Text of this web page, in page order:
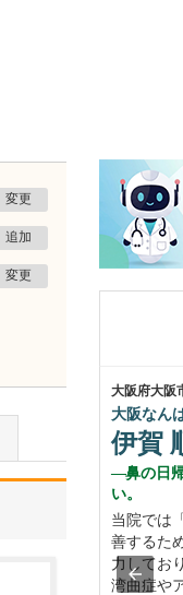
変更
追加
変更
大阪府大阪
大阪なん
伊賀
鼻の日
い。
当院では
善するた
力してお
湾曲症や